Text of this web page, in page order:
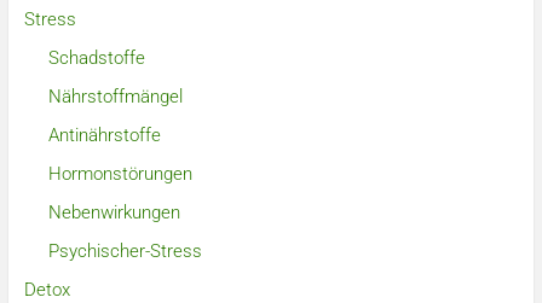
Stress
Schadstoffe
Nährstoffmängel
Antinährstoffe
Hormonstörungen
Nebenwirkungen
Psychischer-Stress
Detox